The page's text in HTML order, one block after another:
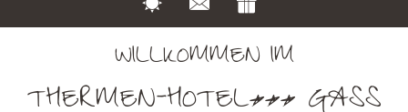
WILLKOMMEN IM